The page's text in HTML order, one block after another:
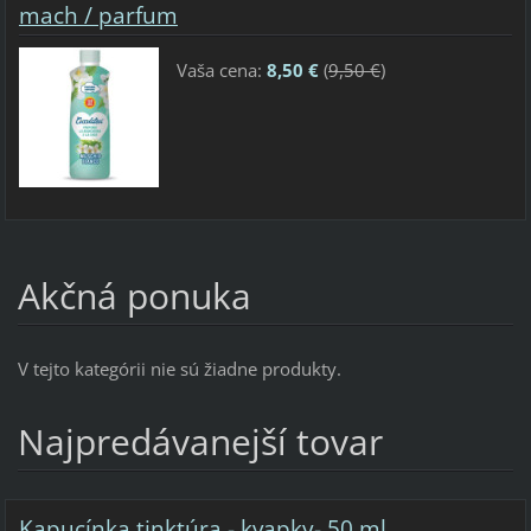
mach / parfum
Vaša cena: 8,50 €(9,50 €)
Akčná ponuka
V tejto kategórii nie sú žiadne produkty.
Najpredávanejší tovar